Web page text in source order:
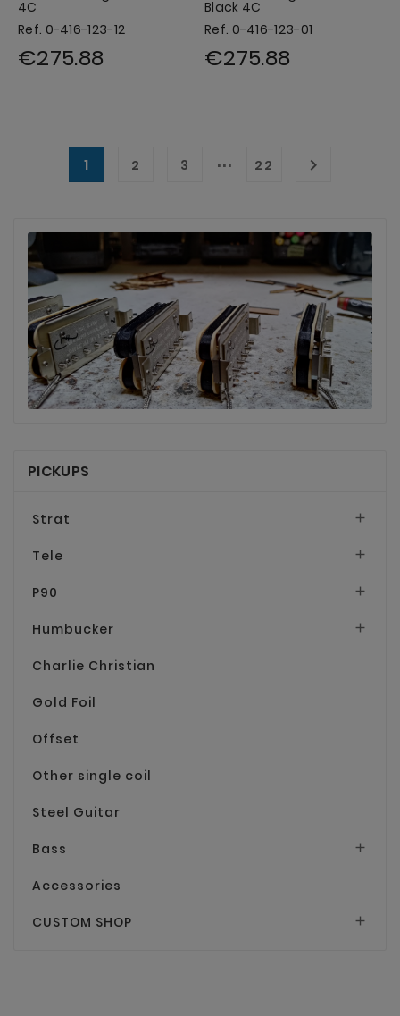
4C
Ref. 0-416-123-12
€275.88
Black 4C
Ref. 0-416-123-01
€275.88
1 2 3 … 22 
PICKUPS
Strat 
Tele 
P90 
Humbucker 
Charlie Christian
Gold Foil
Offset
Other single coil
Steel Guitar
Bass 
Accessories
CUSTOM SHOP 